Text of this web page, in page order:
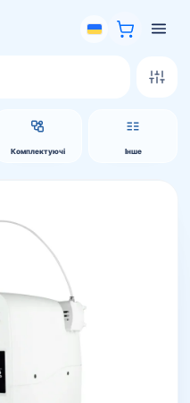
Комплектуючі Інше